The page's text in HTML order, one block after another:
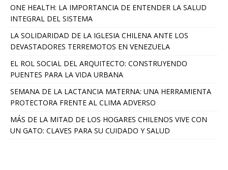
ONE HEALTH: LA IMPORTANCIA DE ENTENDER LA SALUD
INTEGRAL DEL SISTEMA
LA SOLIDARIDAD DE LA IGLESIA CHILENA ANTE LOS
DEVASTADORES TERREMOTOS EN VENEZUELA
EL ROL SOCIAL DEL ARQUITECTO: CONSTRUYENDO
PUENTES PARA LA VIDA URBANA
SEMANA DE LA LACTANCIA MATERNA: UNA HERRAMIENTA
PROTECTORA FRENTE AL CLIMA ADVERSO
MÁS DE LA MITAD DE LOS HOGARES CHILENOS VIVE CON
UN GATO: CLAVES PARA SU CUIDADO Y SALUD